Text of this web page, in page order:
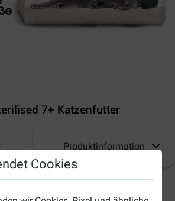
Cookies
7+ Katzenfutter
Produktinformation